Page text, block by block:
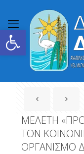
Ανοίξτε τη γραμμή εργαλείων
ΜΕΛΕΤΗ
ΤΟΝ
ΟΡΓΑΝΙΣΜΟ